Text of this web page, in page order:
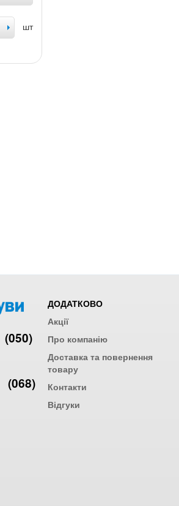
шт
(050)
(068)
ДОДАТКОВО
Акції
Про компанію
Доставка та повернення
товару
Контакти
Відгуки